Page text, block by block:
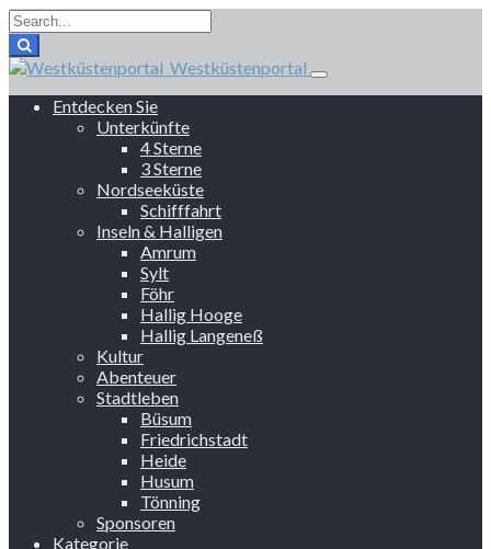
Westküstenportal
Entdecken Sie
Unterkünfte
4 Sterne
3 Sterne
Nordseeküste
Schifffahrt
Inseln & Halligen
Amrum
Sylt
Föhr
Hallig Hooge
Hallig Langeneß
Kultur
Abenteuer
Stadtleben
Büsum
Friedrichstadt
Heide
Husum
Tönning
Sponsoren
Kategorie